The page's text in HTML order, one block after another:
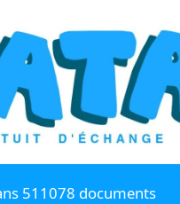
511078 documents